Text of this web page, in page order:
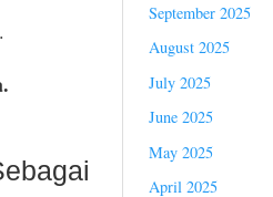
September 2025
August 2025
July 2025
June 2025
May 2025
April 2025